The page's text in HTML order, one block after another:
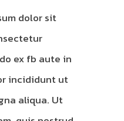
dolor sit
ex fb aute in
incididunt ut
aliqua. Ut